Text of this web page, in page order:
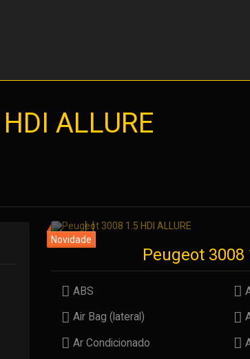
ALLURE
Peugeot 3008
ABS
Air Bag (lateral)
Ar Condicionado